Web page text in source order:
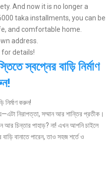
And now it is no longer a
taka installments, you can be
and comfortable home.
address.
details!
স্বপ্নের বাড়ি নির্মাণ
নির্মাণ করুন!
নিরাপত্তা, সম্মান আর শান্তির প্রতীক।
আর চিন্তার পাহাড়? না! এখন আপনি চাইলে
বানাতে পারেন, তাও সহজ শর্তে ও